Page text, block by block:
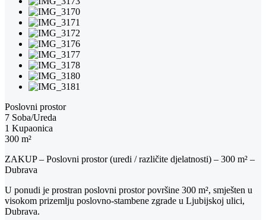
Poslovni prostor
7 Soba/Ureda
1 Kupaonica
300 m²
ZAKUP – Poslovni prostor (uredi / različite djelatnosti) – 300 m² –
Dubrava
U ponudi je prostran poslovni prostor površine 300 m², smješten u
visokom prizemlju poslovno-stambene zgrade u Ljubijskoj ulici,
Dubrava.